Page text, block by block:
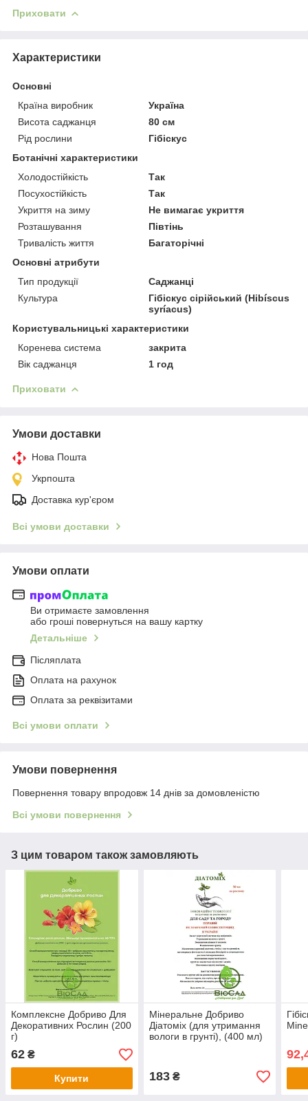
Приховати
Характеристики
Основні
Країна виробник
Україна
Висота саджанця
80 см
Рід рослини
Гібіскус
Ботанічні характеристики
Холодостійкість
Так
Посухостійкість
Так
Укриття на зиму
Не вимагає укриття
Розташування
Півтінь
Тривалість життя
Багаторічні
Основні атрибути
Тип продукції
Саджанці
Культура
Гібіскус сірійський (Hibíscus
syríacus)
Користувальницькі характеристики
Коренева система
закрита
Вік саджанця
1 год
Приховати
Умови доставки
Нова Пошта
Укрпошта
Доставка кур'єром
Всі умови доставки
Умови оплати
Ви отримаєте замовлення
або гроші повернуться на вашу картку
Детальніше
Післяплата
Оплата на рахунок
Оплата за реквізитами
Всі умови оплати
Умови повернення
Повернення товару впродовж 14 днів за домовленістю
Всі умови повернення
З цим товаром також замовляють
Комплексне Добриво Для
Декоративних Рослин (200
г)
62 ₴
Купити
Мінеральне Добриво
Діатоміх (для утримання
вологи в грунті), (400 мл)
183₴